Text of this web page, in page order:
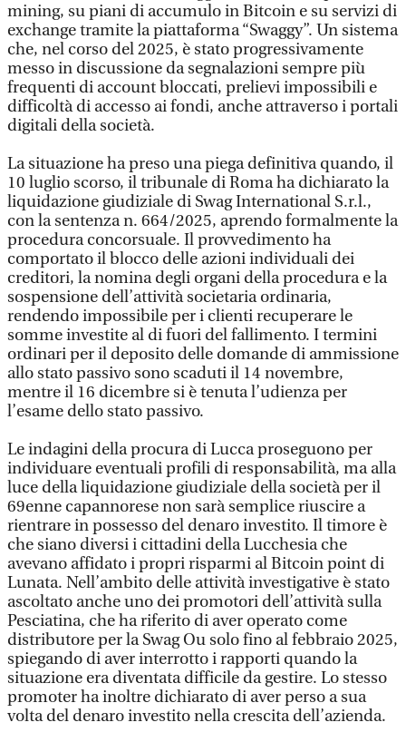
mining, su piani di accumulo in Bitcoin e su servizi di
exchange tramite la piattaforma “Swaggy”. Un sistema
che, nel corso del 2025, è stato progressivamente
messo in discussione da segnalazioni sempre più
frequenti di account bloccati, prelievi impossibili e
difficoltà di accesso ai fondi, anche attraverso i portali
digitali della società.
La situazione ha preso una piega definitiva quando, il
10 luglio scorso, il tribunale di Roma ha dichiarato la
liquidazione giudiziale di Swag International S.r.l.,
con la sentenza n. 664/2025, aprendo formalmente la
procedura concorsuale. Il provvedimento ha
comportato il blocco delle azioni individuali dei
creditori, la nomina degli organi della procedura e la
sospensione dell’attività societaria ordinaria,
rendendo impossibile per i clienti recuperare le
somme investite al di fuori del fallimento. I termini
ordinari per il deposito delle domande di ammissione
allo stato passivo sono scaduti il 14 novembre,
mentre il 16 dicembre si è tenuta l’udienza per
l’esame dello stato passivo.
Le indagini della procura di Lucca proseguono per
individuare eventuali profili di responsabilità, ma alla
luce della liquidazione giudiziale della società per il
69enne capannorese non sarà semplice riuscire a
rientrare in possesso del denaro investito. Il timore è
che siano diversi i cittadini della Lucchesia che
avevano affidato i propri risparmi al Bitcoin point di
Lunata. Nell’ambito delle attività investigative è stato
ascoltato anche uno dei promotori dell’attività sulla
Pesciatina, che ha riferito di aver operato come
distributore per la Swag Ou solo fino al febbraio 2025,
spiegando di aver interrotto i rapporti quando la
situazione era diventata difficile da gestire. Lo stesso
promoter ha inoltre dichiarato di aver perso a sua
volta del denaro investito nella crescita dell’azienda.